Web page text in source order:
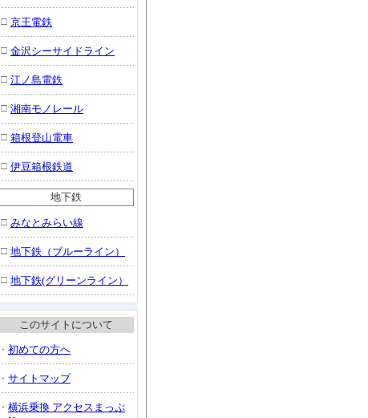
□ 京王電鉄
□ 金沢シーサイドライン
□ 江ノ島電鉄
□ 湘南モノレール
□ 箱根登山電車
□ 伊豆箱根鉄道
地下鉄
□ みなとみらい線
□ 地下鉄（ブルーライン）
□ 地下鉄(グリーンライン）
このサイトについて
・ 初めての方へ
・ サイトマップ
・ 横浜乗換 アクセスまっぷ